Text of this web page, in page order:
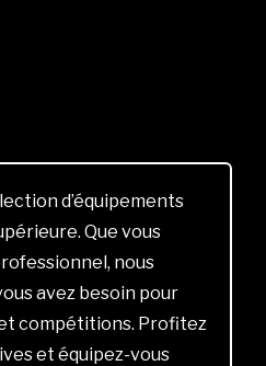
d’équipements
Que vous
nous
avez besoin pour
compétitions. Profitez
et équipez-vous